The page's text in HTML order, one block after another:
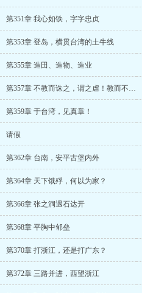
第351章 我心如铁，字字忠贞
第353章 登岛，横贯台湾的土牛线
第355章 造田、造物、造业
第357章 不教而诛之，谓之虐！教而不化，诛之，谓之王道！
第359章 于台湾，见真章！
请假
第362章 台南，安平古堡内外
第364章 天下饿殍，何以为家？
第366章 张之洞遇石达开
第368章 平胸中郁垒
第370章 打浙江，还是打广东？
第372章 三路并进，西望浙江